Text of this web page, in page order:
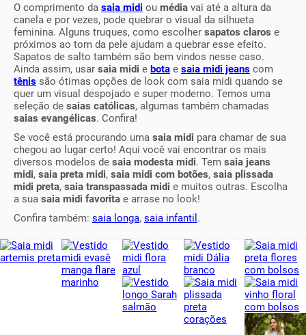
O comprimento da saia midi ou média vai até a altura da
canela e por vezes, pode quebrar o visual da silhueta
feminina. Alguns truques, como escolher sapatos claros e
próximos ao tom da pele ajudam a quebrar esse efeito.
Sapatos de salto também são bem vindos nesse caso.
Ainda assim, usar saia midi e bota e saia midi jeans com
tênis são ótimas opções de look com saia midi quando se
quer um visual despojado e super moderno. Temos uma
seleção de saias católicas, algumas também chamadas
saias evangélicas. Confira!
Se você está procurando uma saia midi para chamar de sua
chegou ao lugar certo! Aqui você vai encontrar os mais
diversos modelos de saia modesta midi. Tem saia jeans
midi, saia preta midi, saia midi com botões, saia plissada
midi preta, saia transpassada midi e muitos outras. Escolha
a sua saia midi favorita e arrase no look!
Confira também: saia longa, saia infantil .